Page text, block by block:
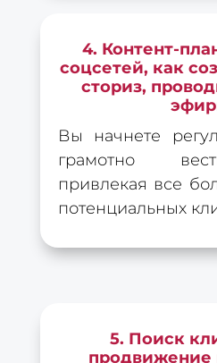
4. Контент-
соцсетей, как
сториз,
Вы начнете
грамотно
привлекая все
потенциальных
5. Поиск
продвижение